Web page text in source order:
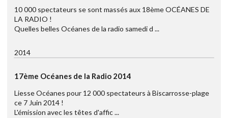
10 000 spectateurs se sont massés aux 18ème OCÉANES DE
LA RADIO !
Quelles belles Océanes de la radio samedi d ...
2014
17ème Océanes de la Radio 2014
Liesse Océanes pour 12 000 spectateurs à Biscarrosse-plage
ce 7 Juin 2014 !
L'émission avec les têtes d'affic ...